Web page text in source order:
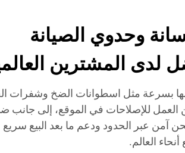
وحدوي الصيانة
لدى المشترين
بسرعة مثل اسطوانات الضخ وشفرات
للإصلاحات في الموقع، إلى جانب
لضمان شحن آمن عبر الحدود ودعم ما بعد البيع سريع
العالم.